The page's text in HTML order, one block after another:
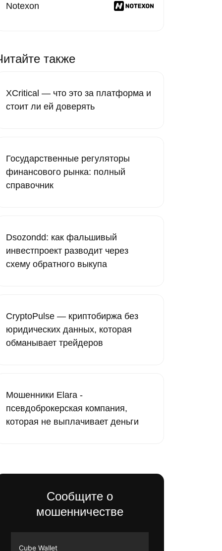
Notexon
также
XCritical — что это за платформа и
стоит ли ей доверять
Государственные регуляторы
финансового рынка: полный
справочник
Dsozondd: как фальшивый
инвестпроект разводит через
схему обратного выкупа
CryptoPulse — криптобиржа без
юридических данных, которая
обманывает трейдеров
Мошенники Elara -
псевдоброкерская компания,
которая не выплачивает деньги
Сообщите о
мошенничестве